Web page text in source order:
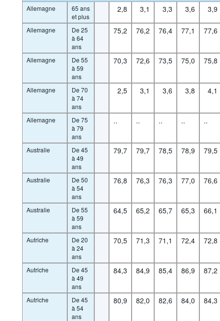
Allemagne
65 ans
et plus
2,8 3,1 3,3 3,6 3,9
Allemagne
De 25
à 64
ans
75,2 76,2 76,4 77,1 77,6
Allemagne
De 55
à 59
ans
70,3 72,6 73,5 75,0 75,8
Allemagne
De 70
à 74
ans
2,5 3,1 3,6 3,8 4,1
Allemagne
De 75
à 79
ans
.. .. .. .. ..
Australie
De 45
à 49
ans
79,7 79,7 78,5 78,9 79,5
Australie
De 50
à 54
ans
76,8 76,3 76,3 77,0 76,6
Australie
De 55
à 59
ans
64,5 65,2 65,7 65,3 66,1
Autriche
De 20
à 24
ans
70,5 71,3 71,1 72,4 72,8
Autriche
De 45
à 49
ans
84,3 84,9 85,4 86,9 87,2
Autriche
De 45
à 54
ans
80,9 82,0 82,6 84,0 84,3